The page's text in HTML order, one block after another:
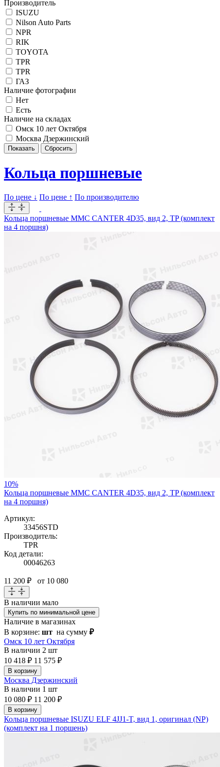
Производитель
ISUZU
Nilson Auto Parts
NPR
RIK
TOYOTA
TPR
TPR
ГАЗ
Наличие фотографии
Нет
Есть
Наличие на складах
Омск 10 лет Октября
Москва Дзержинский
Кольца поршневые
По цене ↓ По цене ↑ По производителю
Кольца поршневые MMC CANTER 4D35, вид 2, TP (комплект
на 4 поршня)
10%
Кольца поршневые MMC CANTER 4D35, вид 2, TP (комплект
на 4 поршня)
Артикул:
33456STD
Производитель:
TPR
Код детали:
00046263
11 200 ₽ от 10 080
В наличии мало
Купить по минимальной цене
Наличие в магазинах
В корзине: шт на сумму ₽
Омск 10 лет Октября
В наличии 2 шт
10 418 ₽ 11 575 ₽
В корзину
Москва Дзержинский
В наличии 1 шт
10 080 ₽ 11 200 ₽
В корзину
Кольца поршневые ISUZU ELF 4JJ1-T, вид 1, оригинал (NP)
(комплект на 1 поршень)